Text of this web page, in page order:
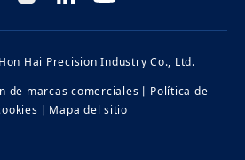
Hai Precision Industry Co., Ltd.
de marcas comerciales
Política de
Mapa del sitio